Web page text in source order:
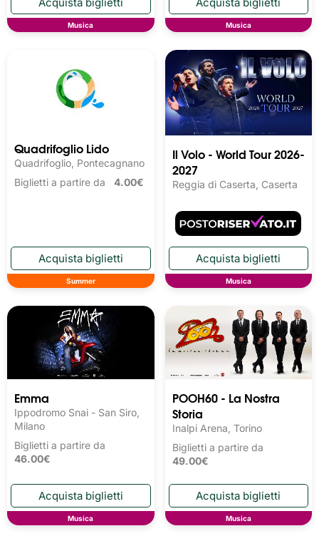
Musica Musica
Quadrifoglio Lido
Quadrifoglio, Pontecagnano
Biglietti a partire da 4.00€
Summer
Il Volo - World Tour 2026-
2027
Reggia di Caserta, Caserta
Musica
Emma
Ippodromo Snai - San Siro,
Milano
Biglietti a partire da
46.00€
Musica
POOH60 - La Nostra
Storia
Inalpi Arena, Torino
Biglietti a partire da
49.00€
Musica